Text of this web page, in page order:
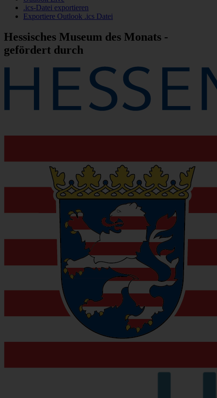
.ics-Datei exportieren
Exportiere Outlook .ics Datei
Hessisches Museum des Monats -
gefördert durch